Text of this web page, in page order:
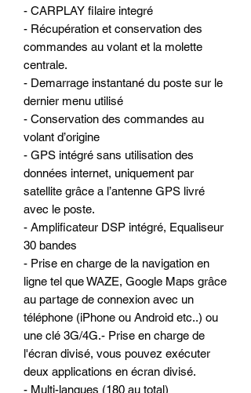
- CARPLAY filaire integré
- Récupération et conservation des
commandes au volant et la molette
centrale.
- Demarrage instantané du poste sur le
dernier menu utilisé
- Conservation des commandes au
volant d’origine
- GPS intégré sans utilisation des
données internet, uniquement par
satellite grâce a l’antenne GPS livré
avec le poste.
- Amplificateur DSP intégré, Equaliseur
30 bandes
- Prise en charge de la navigation en
ligne tel que WAZE, Google Maps grâce
au partage de connexion avec un
téléphone (iPhone ou Android etc..) ou
une clé 3G/4G.- Prise en charge de
l'écran divisé, vous pouvez exécuter
deux applications en écran divisé.
- Multi-langues (180 au total)